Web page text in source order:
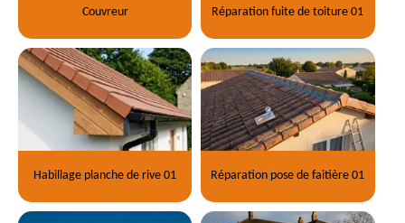
Couvreur Réparation fuite de toiture 01
Habillage planche de rive 01 Réparation pose de faitière 01